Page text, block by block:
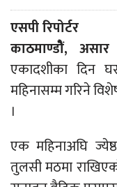
एसपी रिपोर्टर
काठमाण्डौें,
एकादशीका दिन
महिनासम्म गरिने
।
एक महिनाअघि
तुलसी मठमा